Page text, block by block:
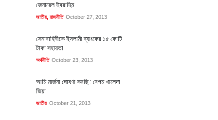
জেনারেল ইবরাহিম
জাতীয়, রাজনীতি October 27, 2013
সেনাবাহিনীকে ইসলামী ব্যাংকের ১৫ কোটি
টাকা সহায়তা
অর্থনীতি October 23, 2013
আমি মার্জনা ঘোষণা করছি : বেগম খালেদা
জিয়া
জাতীয় October 21, 2013